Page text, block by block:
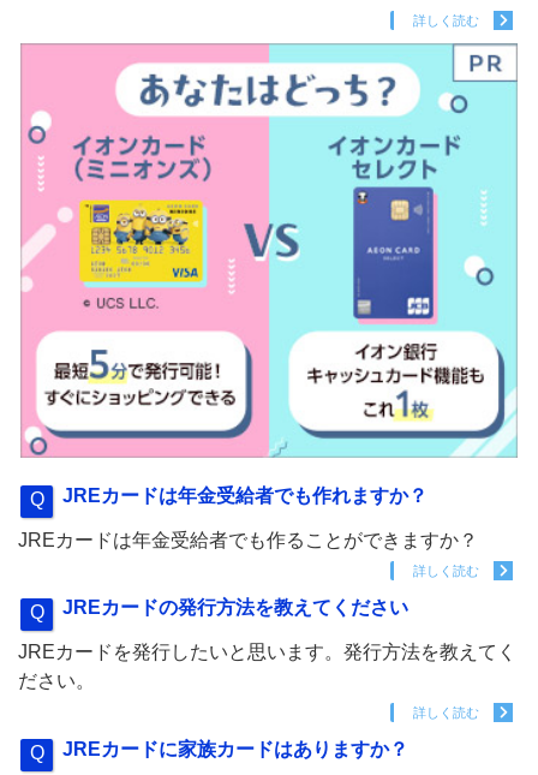
詳しく読む
JREカードは年金受給者でも作れますか？
JREカードは年金受給者でも作ることができますか？
詳しく読む
JREカードの発行方法を教えてください
JREカードを発行したいと思います。発行方法を教えてく
ださい。
詳しく読む
JREカードに家族カードはありますか？